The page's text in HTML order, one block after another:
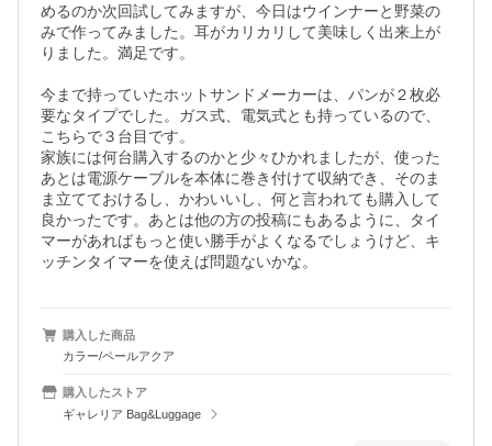
めるのか次回試してみますが、今日はウインナーと野菜の
みで作ってみました。耳がカリカリして美味しく出来上が
りました。満足です。
今まで持っていたホットサンドメーカーは、パンが２枚必
要なタイプでした。ガス式、電気式とも持っているので、
こちらで３台目です。
家族には何台購入するのかと少々ひかれましたが、使った
あとは電源ケーブルを本体に巻き付けて収納でき、そのま
ま立てておけるし、かわいいし、何と言われても購入して
良かったです。あとは他の方の投稿にもあるように、タイ
マーがあればもっと使い勝手がよくなるでしょうけど、キ
ッチンタイマーを使えば問題ないかな。
購入した商品
カラー/ペールアクア
購入したストア
ギャレリア Bag&Luggage